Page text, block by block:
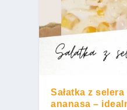
Sałatka z
ananasa –